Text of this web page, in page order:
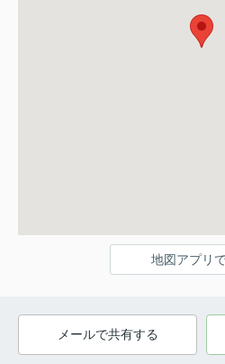
地図アプリ
メールで共有する